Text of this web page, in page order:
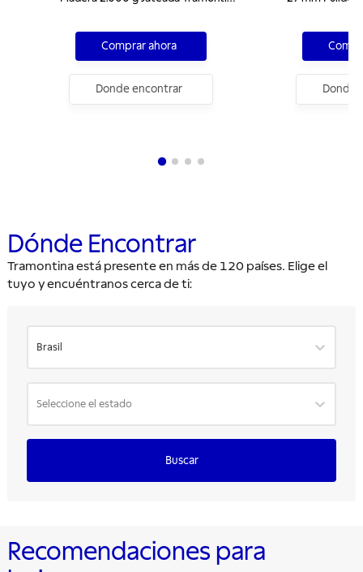
Comprar ahora
Donde encontrar Donde
Dónde Encontrar
Tramontina está presente en más de 120 países. Elige el
tuyo y encuéntranos cerca de ti:
Brasil
Seleccione el estado
Buscar
Recomendaciones para